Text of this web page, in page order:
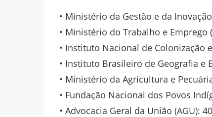
• Ministério da Gestão e da
• Ministério do Trabalho e Emprego
• Instituto Nacional de Colonização
• Instituto Brasileiro de Geografia e
• Ministério da Agricultura e
• Fundação Nacional dos Povos
• Advocacia Geral da União (AGU):